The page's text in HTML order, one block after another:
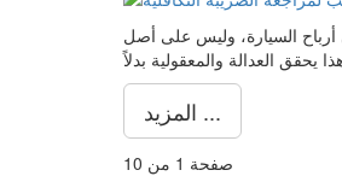
السيارة، وليس على أصل
المزيد ...
صفحة 1 من 10